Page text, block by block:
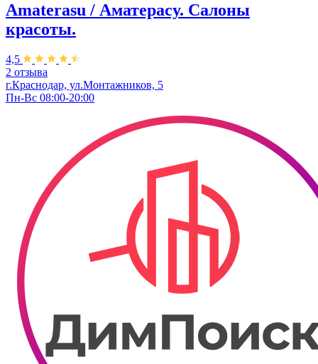
Amaterasu / Аматерасу. Салоны
красоты.
4,5
2 отзыва
г.Краснодар, ул.Монтажников, 5
Пн-Вс 08:00-20:00